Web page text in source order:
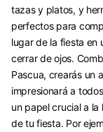
tazas y platos, y
perfectos para
lugar de la fiesta en
cerrar de ojos.
Pascua, crearás un
impresionará a
un papel crucial a
de tu fiesta. Por